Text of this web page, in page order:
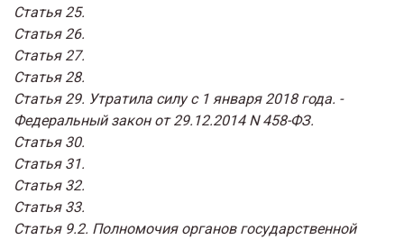
Статья 25.
Статья 26.
Статья 27.
Статья 28.
Статья 29. Утратила силу с 1 января 2018 года. -
Федеральный закон от 29.12.2014 N 458-ФЗ.
Статья 30.
Статья 31.
Статья 32.
Статья 33.
Статья 9.2. Полномочия органов государственной